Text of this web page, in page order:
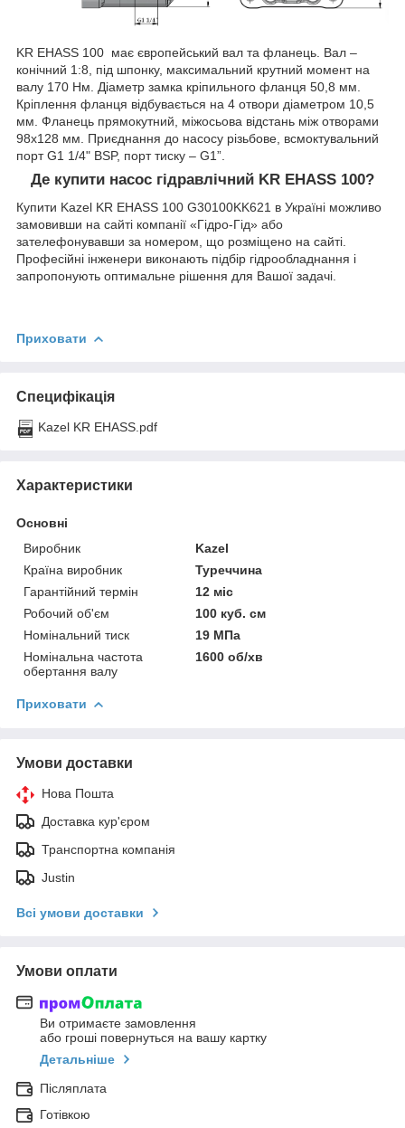
KR EHASS 100 має європейський вал та фланець. Вал –
конічний 1:8, під шпонку, максимальний крутний момент на
валу 170 Нм. Діаметр замка кріпильного фланця 50,8 мм.
Кріплення фланця відбувається на 4 отвори діаметром 10,5
мм. Фланець прямокутний, міжосьова відстань між отворами
98х128 мм. Приєднання до насосу різьбове, всмоктувальний
порт G1 1/4" BSP, порт тиску – G1”.
Де купити насос гідравлічний KR EHASS 100?
Купити Kazel KR EHASS 100 G30100KK621 в Україні можливо
замовивши на сайті компанії «Гідро-Гід» або
зателефонувавши за номером, що розміщено на сайті.
Професійні інженери виконають підбір гідрообладнання і
запропонують оптимальне рішення для Вашої задачі.
Приховати
Специфікація
Kazel KR EHASS.pdf
Характеристики
Основні
Виробник
Kazel
Країна виробник
Туреччина
Гарантійний термін
12 міс
Робочий об'єм
100 куб. см
Номінальний тиск
19 МПа
Номінальна частота
обертання валу
1600 об/хв
Приховати
Умови доставки
Нова Пошта
Доставка кур'єром
Транспортна компанія
Justin
Всі умови доставки
Умови оплати
Ви отримаєте замовлення
або гроші повернуться на вашу картку
Детальніше
Післяплата
Готівкою